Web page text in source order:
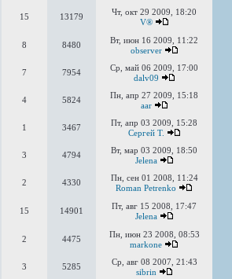
15 13179
Чт, окт 29 2009, 18:20
V®
8 8480
Вт, июн 16 2009, 11:22
observer
7 7954
Ср, май 06 2009, 17:00
dalv09
4 5824
Пн, апр 27 2009, 15:18
aar
1 3467
Пт, апр 03 2009, 15:28
Сергей Т.
3 4794
Вт, мар 03 2009, 18:50
Jelena
2 4330
Пн, сен 01 2008, 11:24
Roman Petrenko
15 14901
Пт, авг 15 2008, 17:47
Jelena
2 4475
Пн, июн 23 2008, 08:53
markone
3 5285
Ср, авг 08 2007, 21:43
sibrin